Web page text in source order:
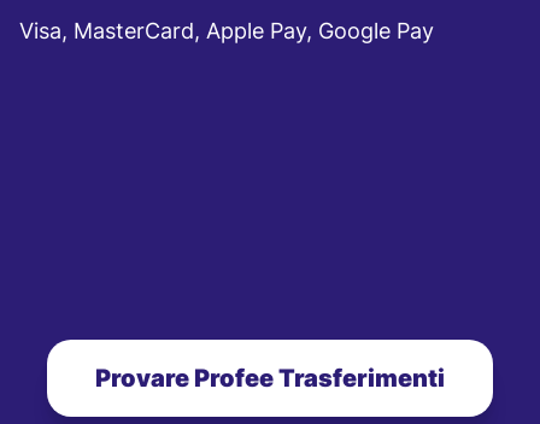
Visa, MasterCard, Apple Pay, Google Pay
Provare Profee Trasferimenti